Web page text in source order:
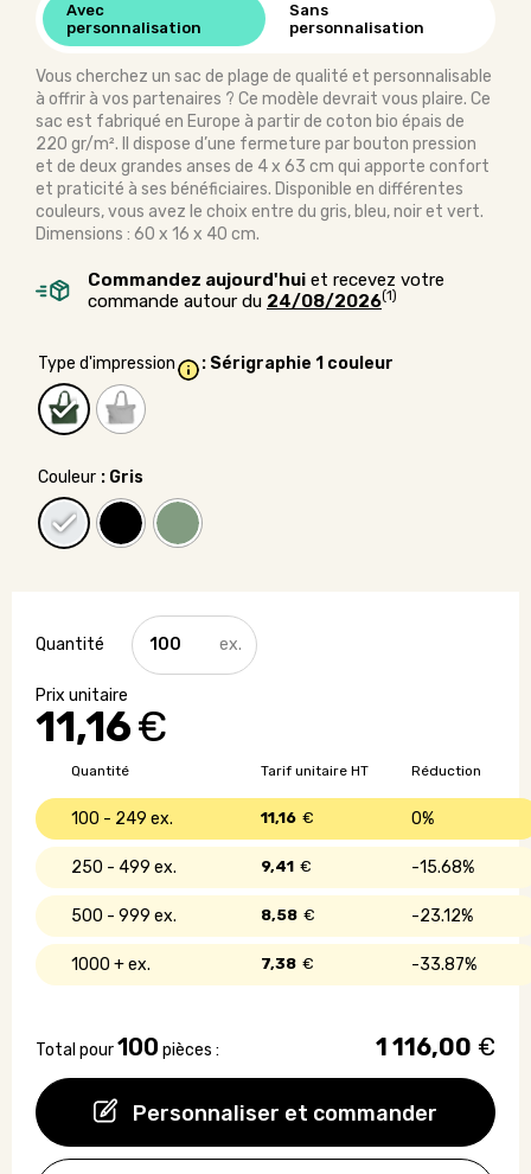
Avec
personnalisation
Sans
personnalisation
Vous cherchez un sac de plage de qualité et personnalisable
à offrir à vos partenaires ? Ce modèle devrait vous plaire. Ce
sac est fabriqué en Europe à partir de coton bio épais de
220 gr/m². Il dispose d’une fermeture par bouton pression
et de deux grandes anses de 4 x 63 cm qui apporte confort
et praticité à ses bénéficiaires. Disponible en différentes
couleurs, vous avez le choix entre du gris, bleu, noir et vert.
Dimensions : 60 x 16 x 40 cm.
Commandez aujourd'hui et recevez votre
commande autour du 24/08/2026(1)
Type d'impression : Sérigraphie 1 couleur
Couleur : Gris
11,16€
Personnaliser et commander
quantité
de
Sac
plage
-
Made
in
France
Quantité Réduction
Tarif unitaire HT
100 - 249 0%
11,16 €
250 - 499 15.68%
9,41 €
500 - 999 23.12%
8,58 €
1000 + 33.87%
7,38 €
Total pour100 pièces : 1 116,00 €